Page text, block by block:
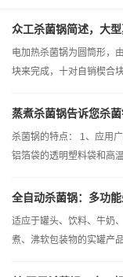
众工杀菌锅简述，大
电加热杀菌锅为圆筒形，
块来完成，十对自销楔合
蒸煮杀菌锅告诉您杀
杀菌锅的特点： 1、应用广泛，可以用于食品和各种各类的材料。例如pp瓶、
铝箔袋的透明塑料袋和高
全自动杀菌锅：多功
适应于罐头、饮料、牛奶
煮、沸软包装物的实罐产